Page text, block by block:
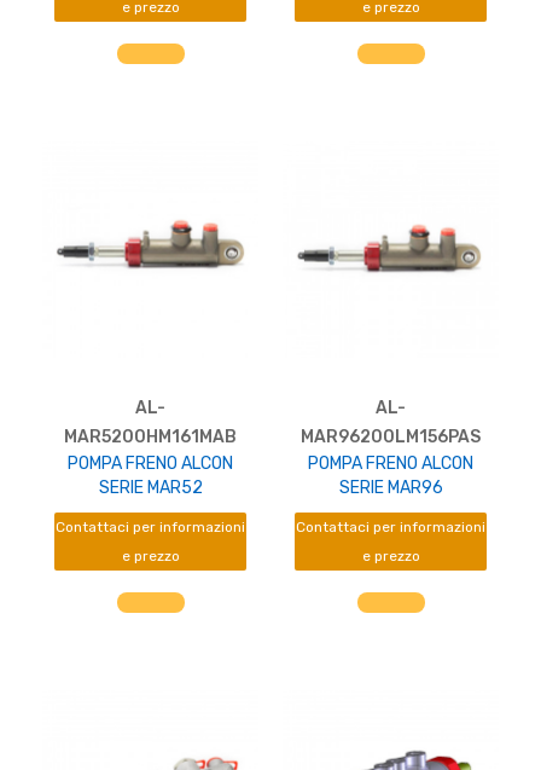
e prezzo
e prezzo
AL-
MAR5200HM161MAB
POMPA FRENO ALCON
SERIE MAR52
Contattaci per informazioni
e prezzo
AL-
MAR96200LM156PAS
POMPA FRENO ALCON
SERIE MAR96
Contattaci per informazioni
e prezzo